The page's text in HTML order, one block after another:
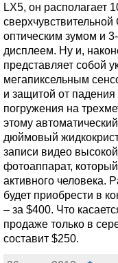
LX5, он располагает
оптическим зумом и
дисплеем. Ну и,
представляет собой
мегапиксельным
и защитой от
погружения на
этому
дюймовый
записи видео высокой
фотоаппарат,
активного человека.
будет приобрести в
– за $400. Что
продаже только в
составит $250.